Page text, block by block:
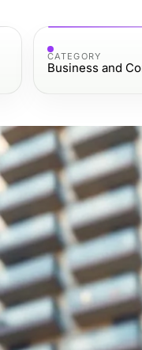
CATEGORY
Business and